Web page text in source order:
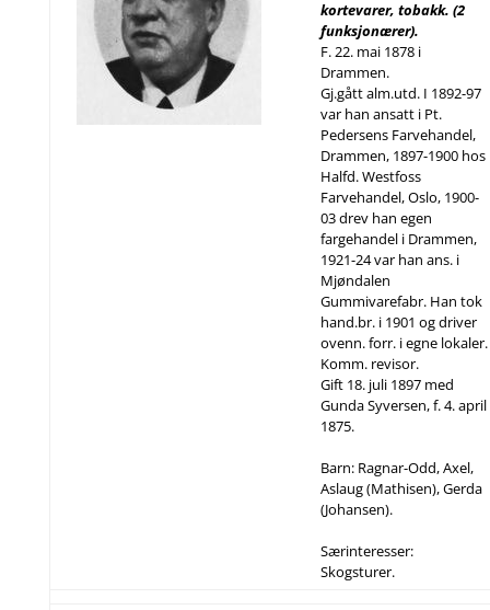
kortevarer, tobakk. (2
funksjonærer).
F. 22. mai 1878 i
Drammen.
Gj.gått alm.utd. I 1892-97
var han ansatt i Pt.
Pedersens Farvehandel,
Drammen, 1897-1900 hos
Halfd. Westfoss
Farvehandel, Oslo, 1900-
03 drev han egen
fargehandel i Drammen,
1921-24 var han ans. i
Mjøndalen
Gummivarefabr. Han tok
hand.br. i 1901 og driver
ovenn. forr. i egne lokaler.
Komm. revisor.
Gift 18. juli 1897 med
Gunda Syversen, f. 4. april
1875.
Barn: Ragnar-Odd, Axel,
Aslaug (Mathisen), Gerda
(Johansen).
Særinteresser:
Skogsturer.